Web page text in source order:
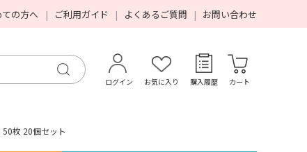
の方へ ご利用ガイド よくあるご質問 お問い合わせ
ログイン お気に入り 購入履歴 カート
50枚 20個セット